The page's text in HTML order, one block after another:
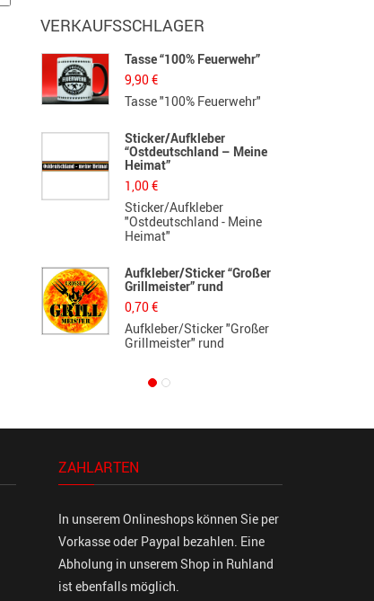
VERKAUFSSCHLAGER
Tasse “100% Feuerwehr”
9,90€
Tasse "100% Feuerwehr"
Sticker/Aufkleber
“Ostdeutschland – Meine
Heimat”
1,00€
Sticker/Aufkleber
"Ostdeutschland - Meine
Heimat"
Aufkleber/Sticker “Großer
Grillmeister” rund
0,70€
Aufkleber/Sticker "Großer
Grillmeister" rund
ZAHLARTEN
In unserem Onlineshops können Sie per
Vorkasse oder Paypal bezahlen. Eine
Abholung in unserem Shop in Ruhland
ist ebenfalls möglich.